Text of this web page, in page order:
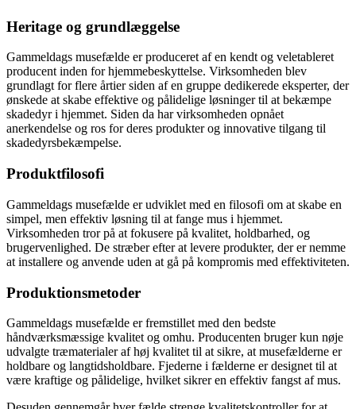
Heritage og grundlæggelse
Gammeldags musefælde er produceret af en kendt og veletableret
producent inden for hjemmebeskyttelse. Virksomheden blev
grundlagt for flere årtier siden af en gruppe dedikerede eksperter, der
ønskede at skabe effektive og pålidelige løsninger til at bekæmpe
skadedyr i hjemmet. Siden da har virksomheden opnået
anerkendelse og ros for deres produkter og innovative tilgang til
skadedyrsbekæmpelse.
Produktfilosofi
Gammeldags musefælde er udviklet med en filosofi om at skabe en
simpel, men effektiv løsning til at fange mus i hjemmet.
Virksomheden tror på at fokusere på kvalitet, holdbarhed, og
brugervenlighed. De stræber efter at levere produkter, der er nemme
at installere og anvende uden at gå på kompromis med effektiviteten.
Produktionsmetoder
Gammeldags musefælde er fremstillet med den bedste
håndværksmæssige kvalitet og omhu. Producenten bruger kun nøje
udvalgte træmaterialer af høj kvalitet til at sikre, at musefælderne er
holdbare og langtidsholdbare. Fjederne i fælderne er designet til at
være kraftige og pålidelige, hvilket sikrer en effektiv fangst af mus.